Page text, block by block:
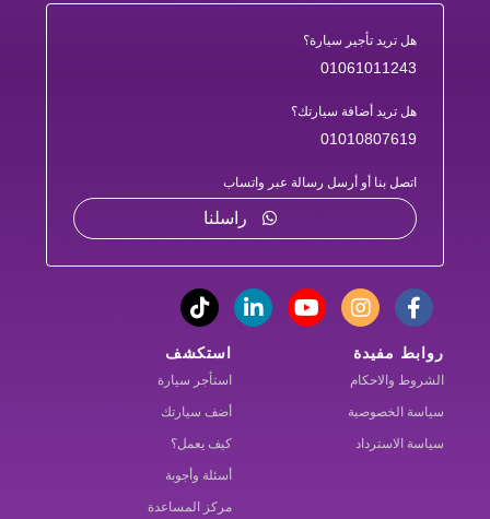
هل تريد تأجير سيارة؟
01061011243
هل تريد أضافة سيارتك؟
01010807619
اتصل بنا أو أرسل رسالة عبر واتساب
راسلنا
روابط مفيدة
الشروط والاحكام
سياسة الخصوصية
سياسة الاسترداد
استكشف
استأجر سيارة
أضف سيارتك
كيف يعمل؟
أسئلة وأجوبة
مركز المساعدة